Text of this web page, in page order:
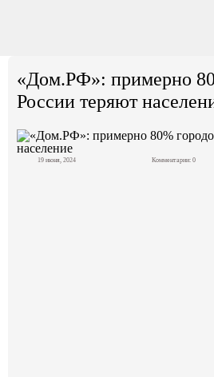
«Дом.РФ»: примерно
России теряют
19 июня, 2024 Комментарии: 0